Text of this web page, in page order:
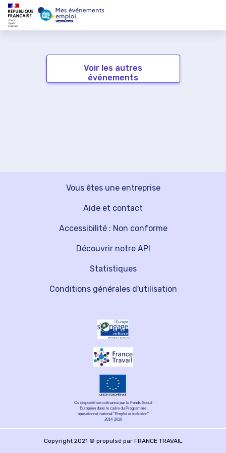
Voir les autres
événements
Vous êtes une entreprise
Découvrir notre API
Aide et contact
Statistiques
Accessibilité : Non conforme
Conditions générales d'utilisation
Ce dispositif est cofinancé par le Fonds Social
Européen dans le cadre du Programme
opérationnel national "Emploi et inclusion"
2014-2020
Copyright 2021 © propulsé par FRANCE TRAVAIL